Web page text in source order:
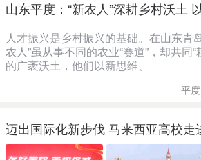
山东平度：“新农人”深耕乡村沃土
人才振兴是乡村振兴的基础。在山东青
农人”虽从事不同的农业“赛道”，却共同
的广袤沃土，他们以新思维、
平
迈出国际化新步伐 马来西亚高校走